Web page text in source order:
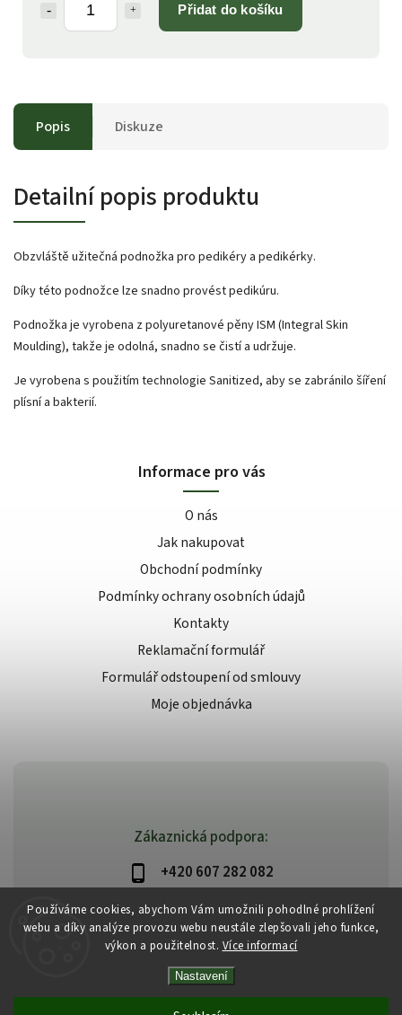
Používáme cookies, abychom Vám umožnili pohodlné prohlížení
webu a díky analýze provozu webu neustále zlepšovali jeho funkce,
výkon a použitelnost. Více informací
Nastavení
Přidat do košíku
Popis Diskuze
Detailní popis produktu
Obzvláště užitečná podnožka pro pedikéry a pedikérky.
Díky této podnožce lze snadno provést pedikúru.
Podnožka je vyrobena z polyuretanové pěny ISM (Integral Skin
Moulding), takže je odolná, snadno se čistí a udržuje.
Je vyrobena s použitím technologie Sanitized, aby se zabránilo šíření
plísní a bakterií.
Zákaznická podpora:
+420 607 282 082
info@beautysystem.cz
Informace pro vás
O nás
Jak nakupovat
Obchodní podmínky
Podmínky ochrany osobních údajů
Kontakty
Reklamační formulář
Formulář odstoupení od smlouvy
Moje objednávka
Beautysystem.cz
VytvořilShoptet | Design